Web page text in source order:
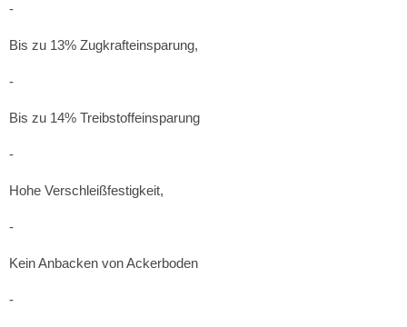
-
Bis zu 13% Zugkrafteinsparung,
-
Bis zu 14% Treibstoffeinsparung
-
Hohe Verschleißfestigkeit,
-
Kein Anbacken von Ackerboden
-